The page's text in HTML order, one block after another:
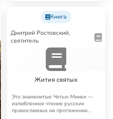
Книга
Дмитрий Ростовский,
святитель
Жития святых
Это знаменитые Четьи-Минеи —
излюбленное чтение русских
православных на протяжении